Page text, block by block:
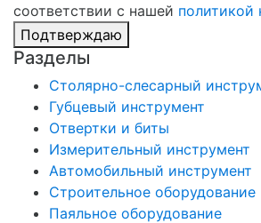
соответствии с нашей политикой
Подтверждаю
Разделы
Столярно-слесарный
Губцевый инструмент
Отвертки и биты
Измерительный инструмент
Автомобильный инструмент
Строительное оборудование
Паяльное оборудование